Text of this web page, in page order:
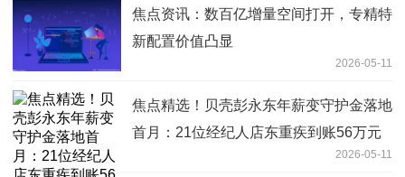
焦点资讯：数百亿增量空间打开，专精特
新配置价值凸显
2026-05-11
焦点精选！贝壳彭永东年薪变守护金落地
首月：21位经纪人店东重疾到账56万元
2026-05-11